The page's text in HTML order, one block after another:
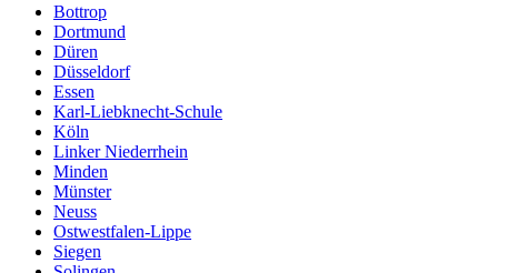
Bottrop
Dortmund
Düren
Düsseldorf
Essen
Karl-Liebknecht-Schule
Köln
Linker Niederrhein
Minden
Münster
Neuss
Ostwestfalen-Lippe
Siegen